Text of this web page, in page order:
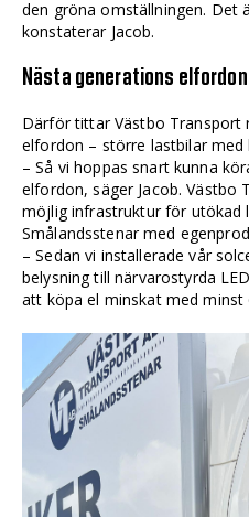
den gröna omställningen. Det
konstaterar Jacob.
Nästa generations elfordon
Därför tittar Västbo Transport
elfordon – större lastbilar med
– Så vi hoppas snart kunna
elfordon, säger Jacob. Västbo
möjlig infrastruktur för utökad
Smålandsstenar med
– Sedan vi installerade vår
belysning till närvarostyrda
att köpa el minskat med minst